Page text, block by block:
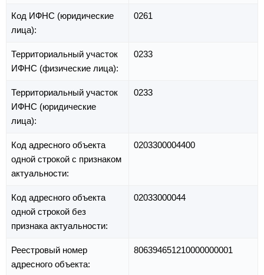
Код ИФНС (юридические
лица):
0261
Территориальный участок
ИФНС (физические лица):
0233
Территориальный участок
ИФНС (юридические
лица):
0233
Код адресного объекта
одной строкой с признаком
актуальности:
0203300004400
Код адресного объекта
одной строкой без
признака актуальности:
02033000044
Реестровый номер
адресного объекта:
806394651210000000001